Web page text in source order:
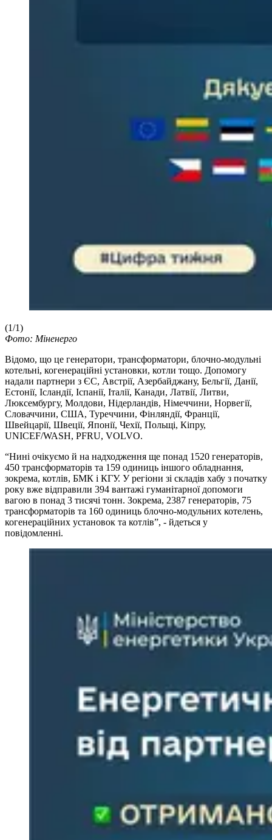
(1/1)
Фото: Міненерго
Відомо, що це генератори, трансформатори, блочно-модульні
котельні, когенераційні установки, котли тощо. Допомогу
надали партнери з ЄС, Австрії, Азербайджану, Бельгії, Данії,
Естонії, Ісландії, Іспанії, Італії, Канади, Латвії, Литви,
Люксембургу, Молдови, Нідерландів, Німеччини, Норвегії,
Словаччини, США, Туреччини, Фінляндії, Франції,
Швейцарії, Швеції, Японії, Чехії, Польщі, Кіпру,
UNICEF/WASH, PFRU, VOLVO.
“Нині очікуємо й на надходження ще понад 1520 генераторів,
450 трансформаторів та 159 одиниць іншого обладнання,
зокрема, котлів, БМК і КГУ. У регіони зі складів хабу з початку
року вже відправили 394 вантажі гуманітарної допомоги
вагою в понад 3 тисячі тонн. Зокрема, 2387 генераторів, 75
трансформаторів та 160 одиниць блочно-модульних котелень,
когенераційних установок та котлів”, - йдеться у
повідомленні.